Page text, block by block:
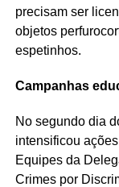
precisam ser
objetos
espetinhos.
Campanhas
No segundo dia
intensificou
Equipes da
Crimes por